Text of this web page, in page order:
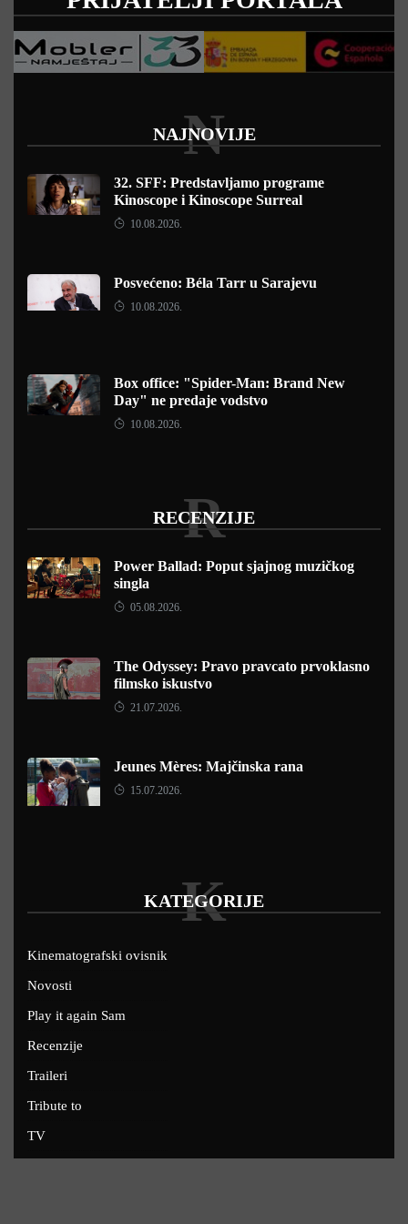
NAJNOVIJE
N
32. SFF: Predstavljamo programe
Kinoscope i Kinoscope Surreal
10.08.2026.
Posvećeno: Béla Tarr u Sarajevu
10.08.2026.
Box office: "Spider-Man: Brand New
Day" ne predaje vodstvo
10.08.2026.
RECENZIJE
R
Power Ballad: Poput sjajnog muzičkog
singla
05.08.2026.
The Odyssey: Pravo pravcato prvoklasno
filmsko iskustvo
21.07.2026.
Jeunes Mères: Majčinska rana
15.07.2026.
KATEGORIJE
K
Kinematografski ovisnik
Novosti
Play it again Sam
Recenzije
Traileri
Tribute to
TV